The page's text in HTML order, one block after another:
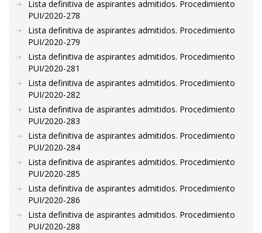
Lista definitiva de aspirantes admitidos. Procedimiento
PUI/2020-278
Lista definitiva de aspirantes admitidos. Procedimiento
PUI/2020-279
Lista definitiva de aspirantes admitidos. Procedimiento
PUI/2020-281
Lista definitiva de aspirantes admitidos. Procedimiento
PUI/2020-282
Lista definitiva de aspirantes admitidos. Procedimiento
PUI/2020-283
Lista definitiva de aspirantes admitidos. Procedimiento
PUI/2020-284
Lista definitiva de aspirantes admitidos. Procedimiento
PUI/2020-285
Lista definitiva de aspirantes admitidos. Procedimiento
PUI/2020-286
Lista definitiva de aspirantes admitidos. Procedimiento
PUI/2020-288